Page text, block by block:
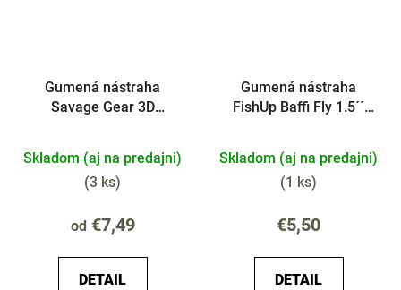
Gumená nástraha
Savage Gear 3D
Skladom (aj na predajni)
(3 ks)
od€7,49
DETAIL
Gumená nástraha
FishUp Baffi Fly 1.5´´
Skladom (aj na predajni)
(1 ks)
€5,50
DETAIL